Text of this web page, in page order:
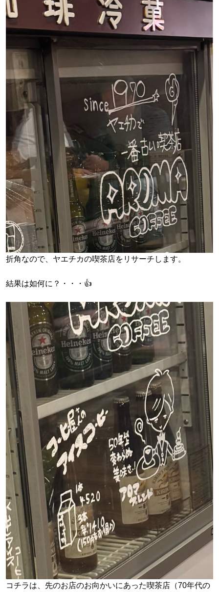
折角なので、ヤエチカの喫茶店をリサーチします。
結果は如何に？・・・👍
コチラは、先のお店のお向かいにあった喫茶店（70年代の